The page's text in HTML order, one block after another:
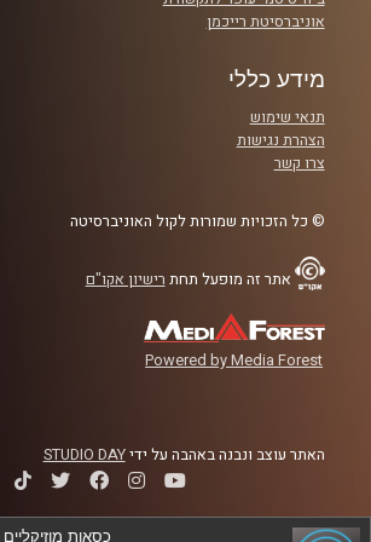
לשיחה עם ד"ר גלית דשא על מגדר בעידן ה-me too-
כאן
קרדיט תמונות:
AudioVersity
אוניברסיטת רייכמן
מידע כללי
תנאי שימוש
הצהרת נגישות
צרו קשר
© כל הזכויות שמורות לקול האוניברסיטה
אתר זה מופעל תחת רישיון אקו"ם
Powered by Media Forest
האתר עוצב ונבנה באהבה על ידיSTUDIO DAY
כסאות מוזיקליים